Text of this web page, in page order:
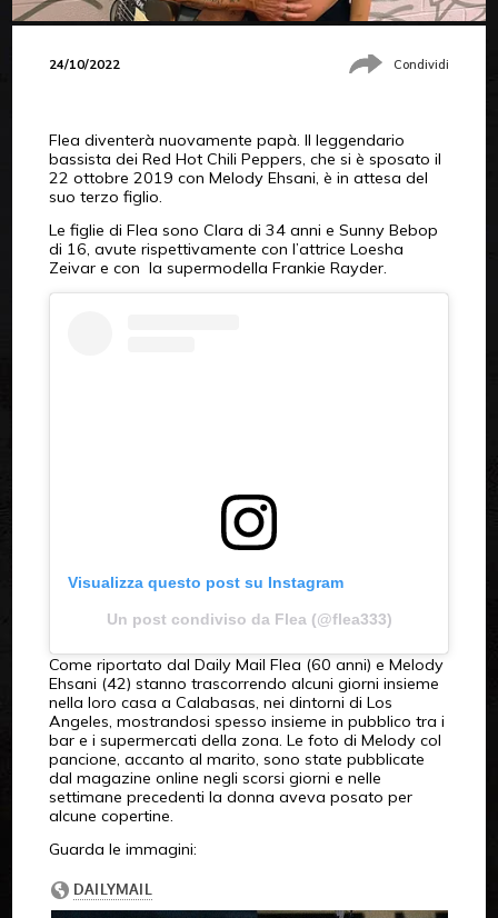
24/10/2022 Condividi
Flea diventerà nuovamente papà. Il leggendario
bassista dei Red Hot Chili Peppers, che si è sposato il
22 ottobre 2019 con Melody Ehsani, è in attesa del
suo terzo figlio.
Le figlie di Flea sono Clara di 34 anni e Sunny Bebop
di 16, avute rispettivamente con l’attrice Loesha
Zeivar e con la supermodella Frankie Rayder.
Visualizza questo post su Instagram
Un post condiviso da Flea (@flea333)
Come riportato dal Daily Mail Flea (60 anni) e Melody
Ehsani (42) stanno trascorrendo alcuni giorni insieme
nella loro casa a Calabasas, nei dintorni di Los
Angeles, mostrandosi spesso insieme in pubblico tra i
bar e i supermercati della zona. Le foto di Melody col
pancione, accanto al marito, sono state pubblicate
dal magazine online negli scorsi giorni e nelle
settimane precedenti la donna aveva posato per
alcune copertine.
Guarda le immagini: